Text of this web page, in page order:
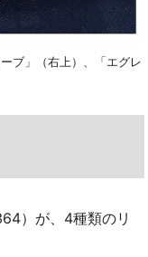
ブ」（右上）、「エグレ
）が、4種類のリ